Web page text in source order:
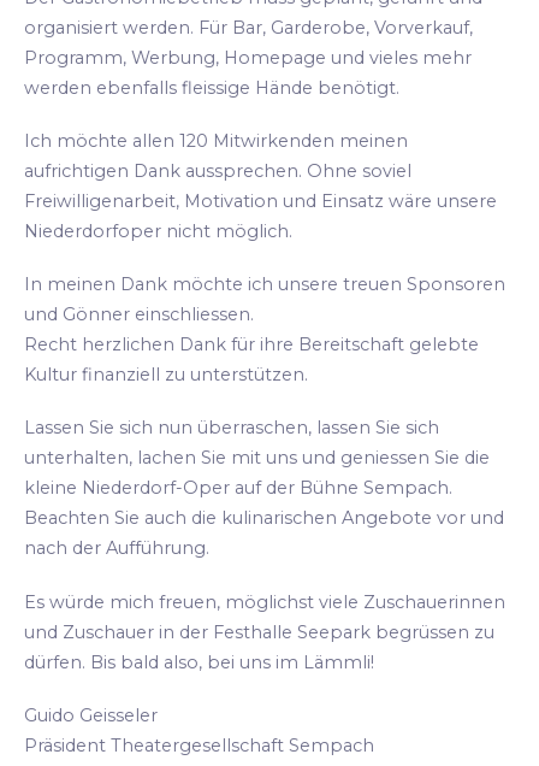
organisiert werden. Für Bar, Garderobe, Vorverkauf,
Programm, Werbung, Homepage und vieles mehr
werden ebenfalls fleissige Hände benötigt.
Ich möchte allen 120 Mitwirkenden meinen
aufrichtigen Dank aussprechen. Ohne soviel
Freiwilligenarbeit, Motivation und Einsatz wäre unsere
Niederdorfoper nicht möglich.
In meinen Dank möchte ich unsere treuen Sponsoren
und Gönner einschliessen.
Recht herzlichen Dank für ihre Bereitschaft gelebte
Kultur finanziell zu unterstützen.
Lassen Sie sich nun überraschen, lassen Sie sich
unterhalten, lachen Sie mit uns und geniessen Sie die
kleine Niederdorf-Oper auf der Bühne Sempach.
Beachten Sie auch die kulinarischen Angebote vor und
nach der Aufführung.
Es würde mich freuen, möglichst viele Zuschauerinnen
und Zuschauer in der Festhalle Seepark begrüssen zu
dürfen. Bis bald also, bei uns im Lämmli!
Guido Geisseler
Präsident Theatergesellschaft Sempach